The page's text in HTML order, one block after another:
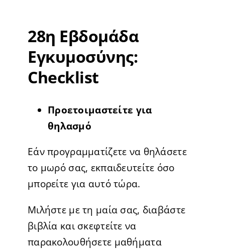
28η Εβδομάδα
Εγκυμοσύνης:
Checklist
Προετοιμαστείτε για
θηλασμό
Εάν προγραμματίζετε να θηλάσετε
το μωρό σας, εκπαιδευτείτε όσο
μπορείτε για αυτό τώρα.
Μιλήστε με τη μαία σας, διαβάστε
βιβλία και σκεφτείτε να
παρακολουθήσετε μαθήματα